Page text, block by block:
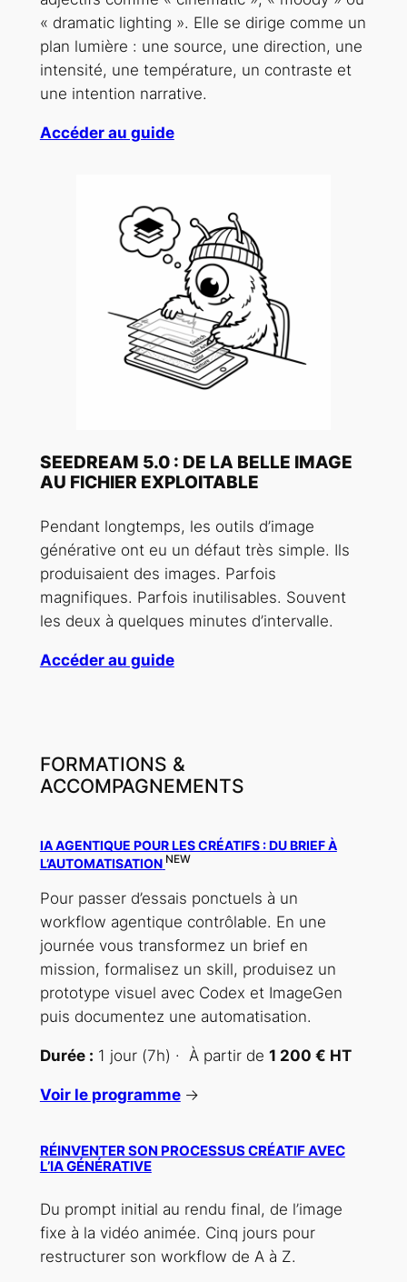
« dramatic lighting ». Elle se dirige comme un
plan lumière : une source, une direction, une
intensité, une température, un contraste et
une intention narrative.
Accéder au guide
SEEDREAM 5.0 : DE LA BELLE IMAGE
AU FICHIER EXPLOITABLE
Pendant longtemps, les outils d’image
générative ont eu un défaut très simple. Ils
produisaient des images. Parfois
magnifiques. Parfois inutilisables. Souvent
les deux à quelques minutes d’intervalle.
Accéder au guide
FORMATIONS &
ACCOMPAGNEMENTS
IA AGENTIQUE POUR LES CRÉATIFS : DU BRIEF À
L’AUTOMATISATION NEW
Pour passer d’essais ponctuels à un
workflow agentique contrôlable. En une
journée vous transformez un brief en
mission, formalisez un skill, produisez un
prototype visuel avec Codex et ImageGen
puis documentez une automatisation.
Durée : 1 jour (7h) · À partir de 1 200 € HT
Voir le programme →
RÉINVENTER SON PROCESSUS CRÉATIF AVEC
L’IA GÉNÉRATIVE
Du prompt initial au rendu final, de l’image
fixe à la vidéo animée. Cinq jours pour
restructurer son workflow de A à Z.